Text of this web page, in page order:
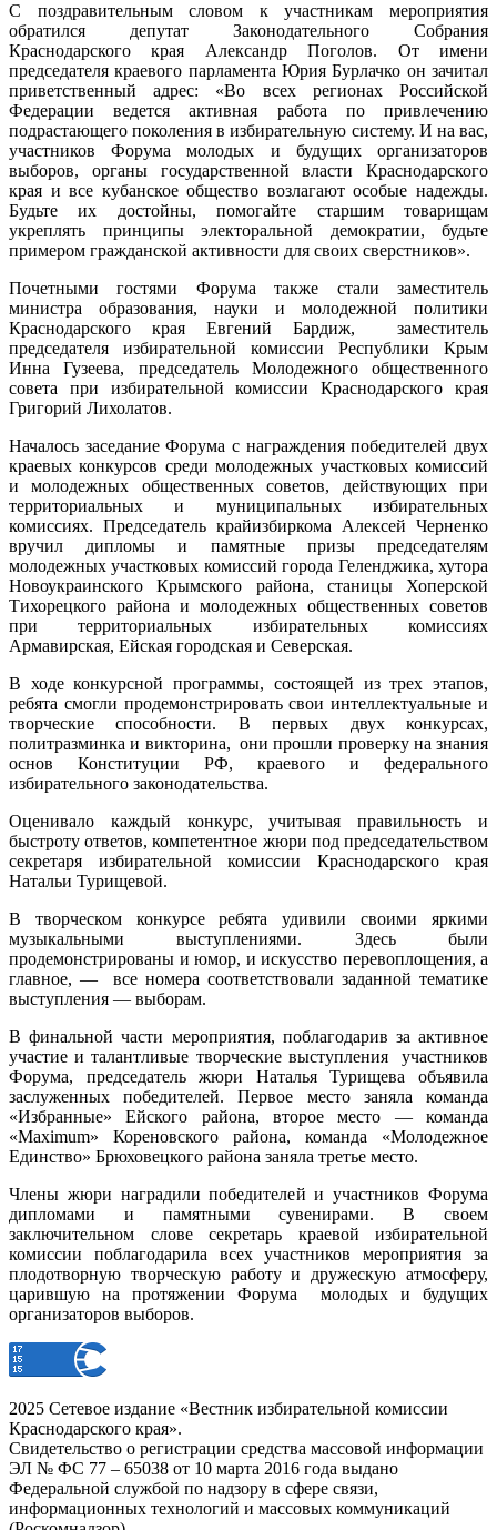
С поздравительным словом к участникам мероприятия
обратился депутат Законодательного Собрания
Краснодарского края Александр Поголов. От имени
председателя краевого парламента Юрия Бурлачко он зачитал
приветственный адрес: «Во всех регионах Российской
Федерации ведется активная работа по привлечению
подрастающего поколения в избирательную систему. И на вас,
участников Форума молодых и будущих организаторов
выборов, органы государственной власти Краснодарского
края и все кубанское общество возлагают особые надежды.
Будьте их достойны, помогайте старшим товарищам
укреплять принципы электоральной демократии, будьте
примером гражданской активности для своих сверстников».
Почетными гостями Форума также стали заместитель
министра образования, науки и молодежной политики
Краснодарского края Евгений Бардиж, заместитель
председателя избирательной комиссии Республики Крым
Инна Гузеева, председатель Молодежного общественного
совета при избирательной комиссии Краснодарского края
Григорий Лихолатов.
Началось заседание Форума с награждения победителей двух
краевых конкурсов среди молодежных участковых комиссий
и молодежных общественных советов, действующих при
территориальных и муниципальных избирательных
комиссиях. Председатель крайизбиркома Алексей Черненко
вручил дипломы и памятные призы председателям
молодежных участковых комиссий города Геленджика, хутора
Новоукраинского Крымского района, станицы Хоперской
Тихорецкого района и молодежных общественных советов
при территориальных избирательных комиссиях
Армавирская, Ейская городская и Северская.
В ходе конкурсной программы, состоящей из трех этапов,
ребята смогли продемонстрировать свои интеллектуальные и
творческие способности. В первых двух конкурсах,
политразминка и викторина, они прошли проверку на знания
основ Конституции РФ, краевого и федерального
избирательного законодательства.
Оценивало каждый конкурс, учитывая правильность и
быстроту ответов, компетентное жюри под председательством
секретаря избирательной комиссии Краснодарского края
Натальи Турищевой.
В творческом конкурсе ребята удивили своими яркими
музыкальными выступлениями. Здесь были
продемонстрированы и юмор, и искусство перевоплощения, а
главное, — все номера соответствовали заданной тематике
выступления — выборам.
В финальной части мероприятия, поблагодарив за активное
участие и талантливые творческие выступления участников
Форума, председатель жюри Наталья Турищева объявила
заслуженных победителей. Первое место заняла команда
«Избранные» Ейского района, второе место — команда
«Maximum» Кореновского района, команда «Молодежное
Единство» Брюховецкого района заняла третье место.
Члены жюри наградили победителей и участников Форума
дипломами и памятными сувенирами. В своем
заключительном слове секретарь краевой избирательной
комиссии поблагодарила всех участников мероприятия за
плодотворную творческую работу и дружескую атмосферу,
царившую на протяжении Форума молодых и будущих
организаторов выборов.
2025 Сетевое издание «Вестник избирательной комиссии
Краснодарского края».
Свидетельство о регистрации средства массовой информации
ЭЛ № ФС 77 – 65038 от 10 марта 2016 года выдано
Федеральной службой по надзору в сфере связи,
информационных технологий и массовых коммуникаций